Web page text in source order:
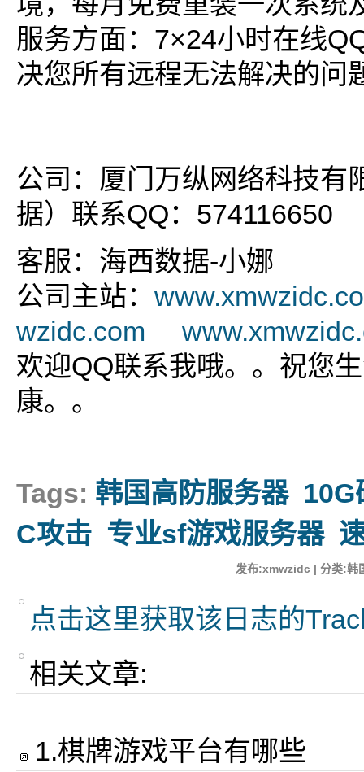
服务方面：7×24小时在线
决您所有远程无法解决的问
公司：厦门万纵网络科技有
据）联系QQ：574116650
客服：海西数据-小娜
公司主站：
wzidc.com
欢迎QQ联系我哦。。祝您
康。。
Tags: 韩国高防服务器 10G
C攻击 专业sf游戏服务器
发布:xmwzidc | 分类:韩
点击这里获取该日志的
相关文章:
1.棋牌游戏平台有哪些